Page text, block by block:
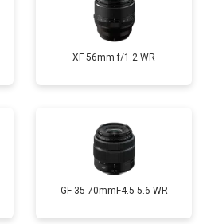
XF 56mm f/1.2 WR
GF 35-70mmF4.5-5.6 WR